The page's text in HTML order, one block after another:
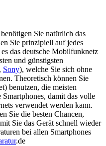
Sie natürlich das
Sie prinzipiell auf jedes
das deutsche Mobilfunknetz
und günstigsten
, Sony), welche Sie sich ohne
Theoretisch können Sie
benutzen, die meisten
damit das volle
verwendet werden kann.
Sie die besten Chancen,
Sie das Gerät schnell wieder
bei allen Smartphones
.de